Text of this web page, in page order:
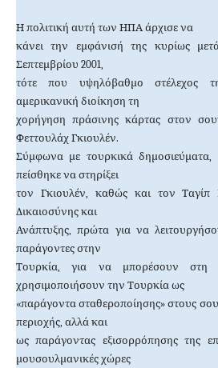
Η πολιτική αυτή των ΗΠΑ άρχισε να
κάνει την εμφάνισή της κυρίως μετά
Σεπτεμβρίου 2001,
τότε που υψηλόβαθμο στέλεχος
αμερικανική διοίκηση τη
χορήγηση πράσινης κάρτας στον
Φεττουλάχ Γκιουλέν.
Σύμφωνα με τουρκικά δημοσιεύματα,
πείσθηκε να στηρίξει
τον Γκιουλέν, καθώς και τον
Δικαιοσύνης και
Ανάπτυξης, πρώτα για να
παράγοντες στην
Τουρκία, για να μπορέσουν
χρησιμοποιήσουν την Τουρκία ως
«παράγοντα σταθεροποίησης» στους
περιοχής, αλλά και
ως παράγοντας εξισορρόπησης της
μουσουλμανικές χώρες